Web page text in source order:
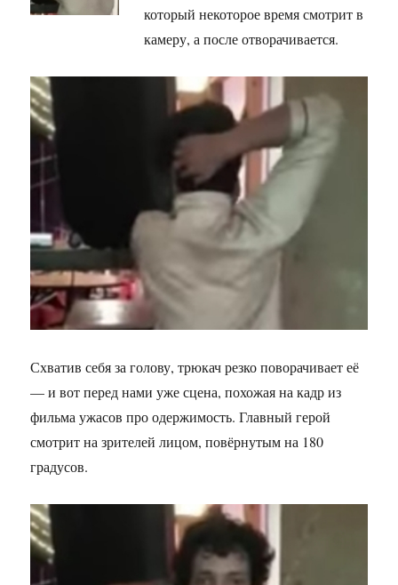
который некоторое время смотрит в
камеру, а после отворачивается.
Схватив себя за голову, трюкач резко поворачивает её
— и вот перед нами уже сцена, похожая на кадр из
фильма ужасов про одержимость. Главный герой
смотрит на зрителей лицом, повёрнутым на 180
градусов.